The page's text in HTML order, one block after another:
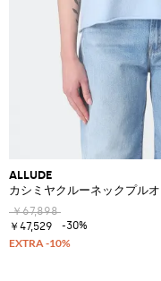
ALLUDE
カシミヤクルーネックプル
￥67,898
￥47,529
-30%